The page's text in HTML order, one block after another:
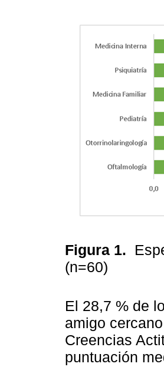
Figura 1.
(n=60)
El 28,7 % de
amigo
Creencias
puntuación